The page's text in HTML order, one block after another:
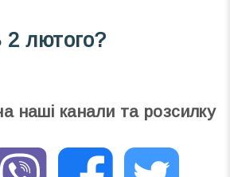
2 лютого?
наші канали та розсилку